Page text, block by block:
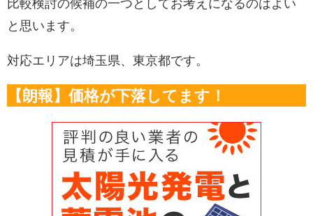
比較検討の候補の一つとしてお考えになるのはよい
と思います。
対応エリアは埼玉県、東京都です。
【朗報】価格が下落してます！